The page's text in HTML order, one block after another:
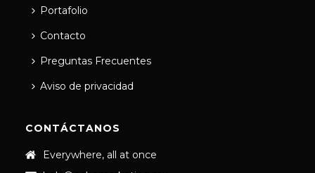
Portafolio
Contacto
Preguntas Frecuentes
Aviso de privacidad
CONTÁCTANOS
Everywhere, all at once